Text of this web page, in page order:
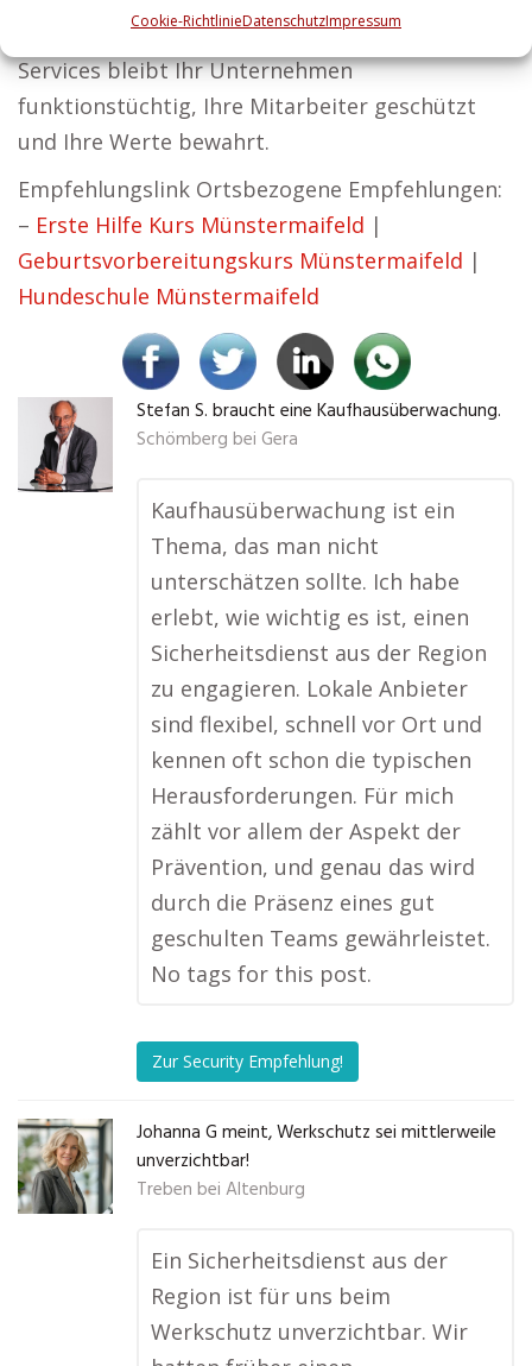
Cookie-RichtlinieDatenschutzImpressum
Sicherheit kein Erfolg möglich ist. Mit unseren
Services bleibt Ihr Unternehmen
funktionstüchtig, Ihre Mitarbeiter geschützt
und Ihre Werte bewahrt.
Empfehlungslink Ortsbezogene Empfehlungen:
– Erste Hilfe Kurs Münstermaifeld |
Geburtsvorbereitungskurs Münstermaifeld |
Hundeschule Münstermaifeld
Stefan S. braucht eine Kaufhausüberwachung.
Schömberg bei Gera
Kaufhausüberwachung ist ein
Thema, das man nicht
unterschätzen sollte. Ich habe
erlebt, wie wichtig es ist, einen
Sicherheitsdienst aus der Region
zu engagieren. Lokale Anbieter
sind flexibel, schnell vor Ort und
kennen oft schon die typischen
Herausforderungen. Für mich
zählt vor allem der Aspekt der
Prävention, und genau das wird
durch die Präsenz eines gut
geschulten Teams gewährleistet.
No tags for this post.
Zur Security Empfehlung!
Johanna G meint, Werkschutz sei mittlerweile
unverzichtbar!
Treben bei Altenburg
Ein Sicherheitsdienst aus der
Region ist für uns beim
Werkschutz unverzichtbar. Wir